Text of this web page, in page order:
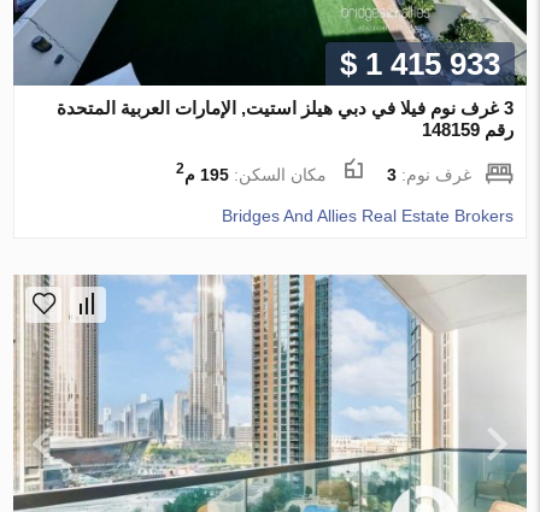
$ 1 415 933
3 غرف نوم فيلا في دبي هيلز استيت, الإمارات العربية المتحدة
رقم 148159
غرف نوم:3 مكان السكن:195 م 2
Bridges And Allies Real Estate Brokers